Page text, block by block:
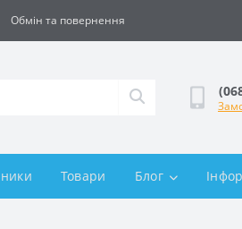
Обмін та повернення
Товари Блог